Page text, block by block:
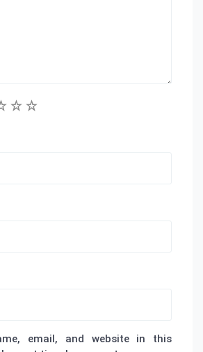
5
4
email, and website in this